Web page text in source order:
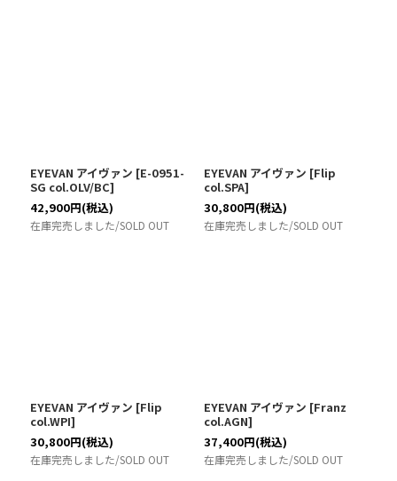
EYEVAN アイヴァン [E-0951-
SG col.OLV/BC]
42,900円(税込)
在庫完売しました/SOLD OUT
EYEVAN アイヴァン [Flip
col.SPA]
30,800円(税込)
在庫完売しました/SOLD OUT
EYEVAN アイヴァン [Flip
col.WPI]
30,800円(税込)
在庫完売しました/SOLD OUT
EYEVAN アイヴァン [Franz
col.AGN]
37,400円(税込)
在庫完売しました/SOLD OUT